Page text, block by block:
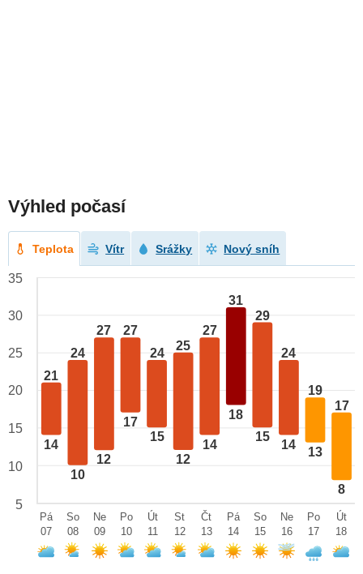
Výhled počasí
Teplota Vítr Srážky Nový sníh
21
14
24
10
27
12
27
17
24
15
25
12
27
14
31
18
29
15
24
14
19
13
17
8
35
30
25
20
15
10
5
Pá
07
So
08
Ne
09
Po
10
Út
11
St
12
Čt
13
Pá
14
So
15
Ne
16
Po
17
Út
18